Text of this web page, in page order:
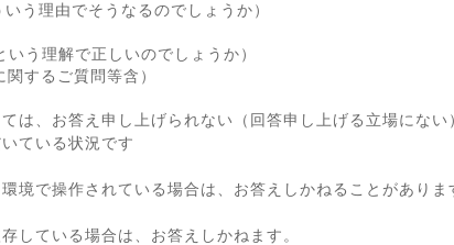
う理由でそうなるのでしょうか）
う理解で正しいのでしょうか）
するご質問等含）
は、お答え申し上げられない（回答申し上げる立場にな
ている状況です
境で操作されている場合は、お答えしかねることがありま
している場合は、お答えしかねます。